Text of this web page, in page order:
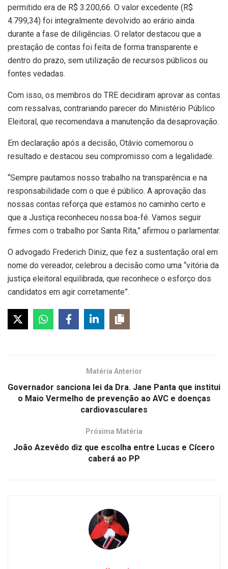
permitido era de R$ 3.200,66. O valor excedente (R$
4.799,34) foi integralmente devolvido ao erário ainda
durante a fase de diligências. O relator destacou que a
prestação de contas foi feita de forma transparente e
dentro do prazo, sem utilização de recursos públicos ou
fontes vedadas.
Com isso, os membros do TRE decidiram aprovar as contas
com ressalvas, contrariando parecer do Ministério Público
Eleitoral, que recomendava a manutenção da desaprovação.
Em declaração após a decisão, Otávio comemorou o
resultado e destacou seu compromisso com a legalidade:
“Sempre pautamos nosso trabalho na transparência e na
responsabilidade com o que é público. A aprovação das
nossas contas reforça que estamos no caminho certo e
que a Justiça reconheceu nossa boa-fé. Vamos seguir
firmes com o trabalho por Santa Rita,” afirmou o parlamentar.
O advogado Frederich Diniz, que fez a sustentação oral em
nome do vereador, celebrou a decisão como uma “vitória da
justiça eleitoral equilibrada, que reconhece o esforço dos
candidatos em agir corretamente”.
Matéria Anterior
Governador sanciona lei da Dra. Jane Panta que institui
o Maio Vermelho de prevenção ao AVC e doenças
cardiovasculares
Próxima Matéria
João Azevêdo diz que escolha entre Lucas e Cícero
caberá ao PP